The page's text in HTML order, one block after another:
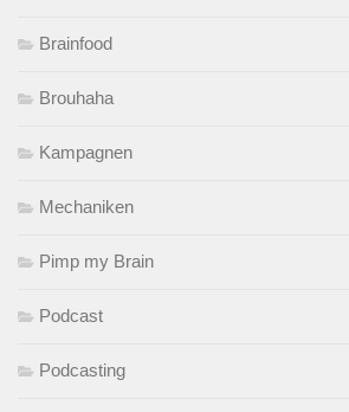
Brainfood
Brouhaha
Kampagnen
Mechaniken
Pimp my Brain
Podcast
Podcasting